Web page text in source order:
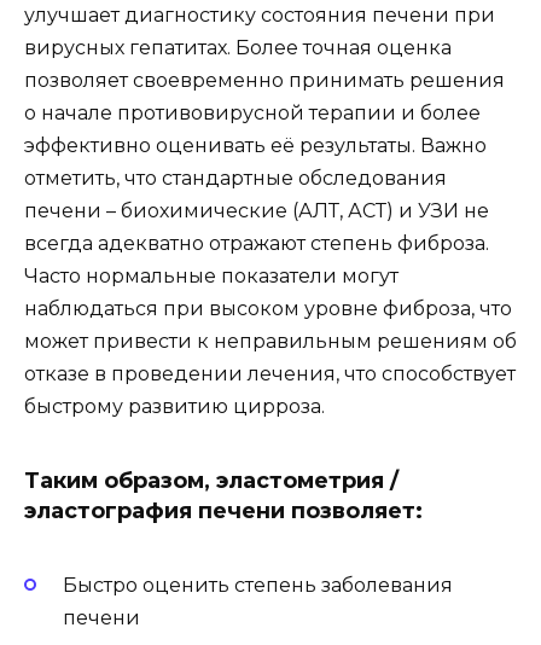
улучшает диагностику состояния печени при
вирусных гепатитах. Более точная оценка
позволяет своевременно принимать решения
о начале противовирусной терапии и более
эффективно оценивать её результаты. Важно
отметить, что стандартные обследования
печени – биохимические (АЛТ, АСТ) и УЗИ не
всегда адекватно отражают степень фиброза.
Часто нормальные показатели могут
наблюдаться при высоком уровне фиброза, что
может привести к неправильным решениям об
отказе в проведении лечения, что способствует
быстрому развитию цирроза.
Таким образом, эластометрия /
эластография печени позволяет:
Быстро оценить степень заболевания
печени